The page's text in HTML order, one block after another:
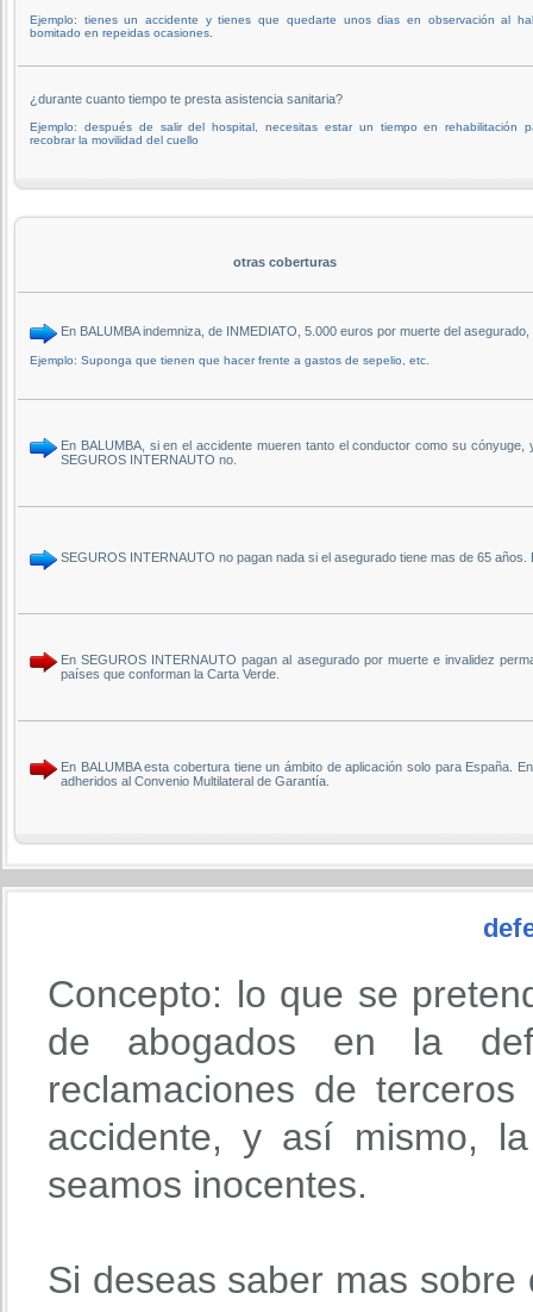
Ejemplo: tienes un accidente y tienes que quedarte unos dias en observación al
bomitado en repeidas ocasiones.
¿durante cuanto tiempo te presta asistencia sanitaria?
Ejemplo: después de salir del hospital, necesitas estar un tiempo en rehabilitación
recobrar la movilidad del cuello
otras coberturas
En BALUMBA indemniza, de INMEDIATO, 5.000 euros por muerte del
Ejemplo: Suponga que tienen que hacer frente a gastos de sepelio, etc.
En BALUMBA, si en el accidente mueren tanto el conductor como su
SEGUROS INTERNAUTO no.
SEGUROS INTERNAUTO no pagan nada si el asegurado tiene mas de 65 años.
En SEGUROS INTERNAUTO pagan al asegurado por muerte e invalidez
países que conforman la Carta Verde.
En BALUMBA esta cobertura tiene un ámbito de aplicación solo para España.
adheridos al Convenio Multilateral de Garantía.
Concepto: lo que se
de abogados en la
reclamaciones de
accidente, y así mismo,
seamos inocentes.
Si deseas saber mas